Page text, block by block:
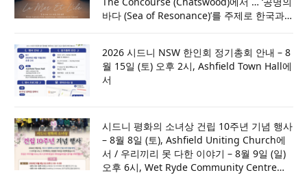
바다 (Sea of Resonance)’를 주제로 한국과
2026 시드니 NSW 한인회 정기총회 안내 – 8
월 15일 (토) 오후 2시, Ashfield Town Hall에
서
시드니 평화의 소녀상 건립 10주년 기념 행사
– 8월 8일 (토), Ashfield Uniting Church에
서 / 우리끼리 못 다한 이야기 – 8월 9일 (일)
오후 6시, Wet Ryde Community Centre에